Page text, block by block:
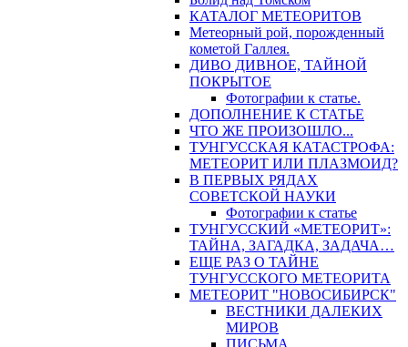
КАТАЛОГ МЕТЕОРИТОВ
Метеорный рой, порожденный
кометой Галлея.
ДИВО ДИВНОЕ, ТАЙНОЙ
ПОКРЫТОЕ
Фотографии к статье.
ДОПОЛНЕНИЕ К СТАТЬЕ
ЧТО ЖЕ ПРОИЗОШЛО...
ТУНГУССКАЯ КАТАСТРОФА:
МЕТЕОРИТ ИЛИ ПЛАЗМОИД?
В ПЕРВЫХ РЯДАХ
СОВЕТСКОЙ НАУКИ
Фотографии к статье
ТУНГУССКИЙ «МЕТЕОРИТ»:
ТАЙНА, ЗАГАДКА, ЗАДАЧА…
ЕЩЕ РАЗ О ТАЙНЕ
ТУНГУССКОГО МЕТЕОРИТА
МЕТЕОРИТ "НОВОСИБИРСК"
ВЕСТНИКИ ДАЛЕКИХ
МИРОВ
ПИСЬМА